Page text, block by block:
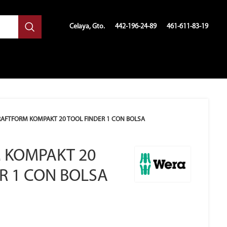
Celaya, Gto. 442-196-24-89 461-611-83-19
KOMPAKT 20 TOOL FINDER 1 CON BOLSA
KOMPAKT 20
1 CON BOLSA